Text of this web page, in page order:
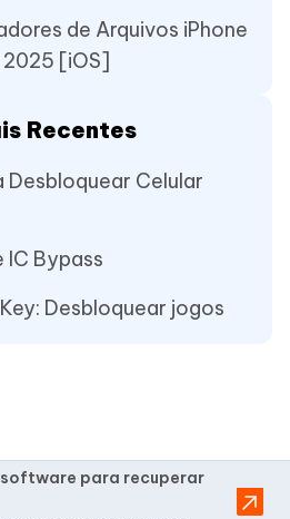
de Arquivos iPhone
2025 [iOS]
Recentes
Desbloquear Celular
IC Bypass
Desbloquear jogos
para recuperar